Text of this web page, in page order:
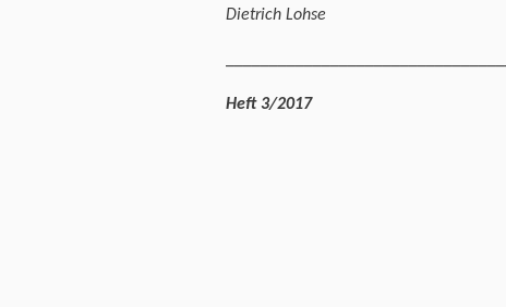
Dietrich Lohse
Heft 3/2017